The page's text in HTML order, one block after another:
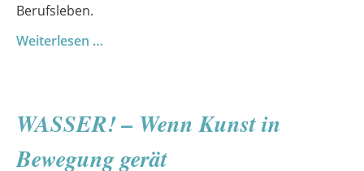
Berufsleben.
Weiterlesen …
WASSER! – Wenn Kunst in
Bewegung gerät